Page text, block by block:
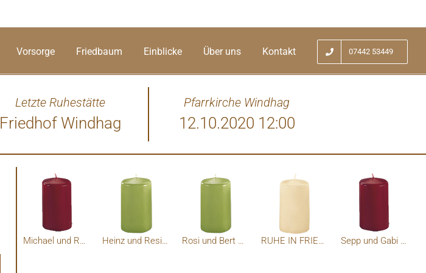
Vorsorge Friedbaum Einblicke Über uns Kontakt 07442 53449
Letzte Ruhestätte
Friedhof Windhag
Pfarrkirche Windhag
12.10.2020 12:00
Michael und Rosi Fluch Heinz und Resi Mayr Rosi und Bert Ritzingeer RUHE IN FRIEDEN Sepp und Gabi Schauppenlehner